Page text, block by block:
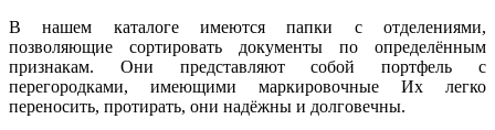
В нашем каталоге имеются папки с отделениями,
позволяющие сортировать документы по определённым
признакам. Они представляют собой портфель с
перегородками, имеющими маркировочные Их легко
переносить, протирать, они надёжны и долговечны.